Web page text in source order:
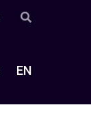
EN